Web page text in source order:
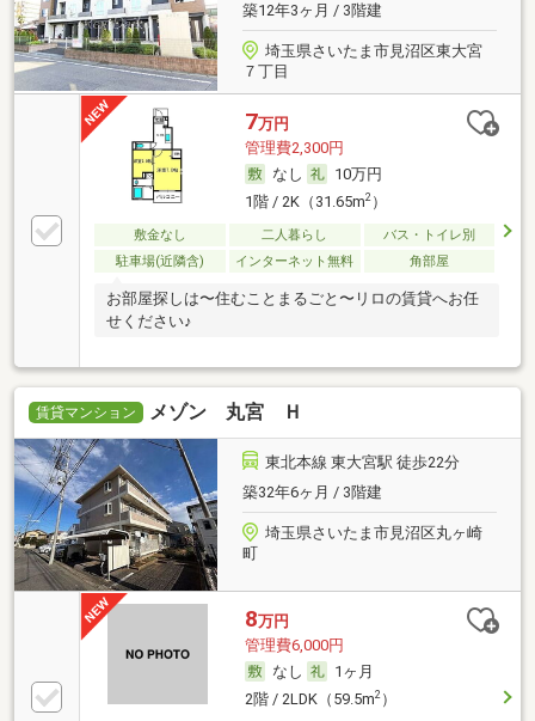
築12年3ヶ月 / 3階建
埼玉県さいたま市見沼区東大宮
７丁目
7万円
管理費2,300円
なし
10万円
1階 / 2K（31.65m2）
敷金なし 二人暮らし
バス・トイレ別
駐車場(近隣含)
インターネット無料 角部屋
お部屋探しは〜住むことまるごと〜リロの賃貸へお任
せください♪
賃貸マンション メゾン 丸宮 Ｈ
東北本線 東大宮駅 徒歩22分
築32年6ヶ月 / 3階建
埼玉県さいたま市見沼区丸ヶ崎
町
8万円
管理費6,000円
なし
1ヶ月
2階 / 2LDK（59.5m2）